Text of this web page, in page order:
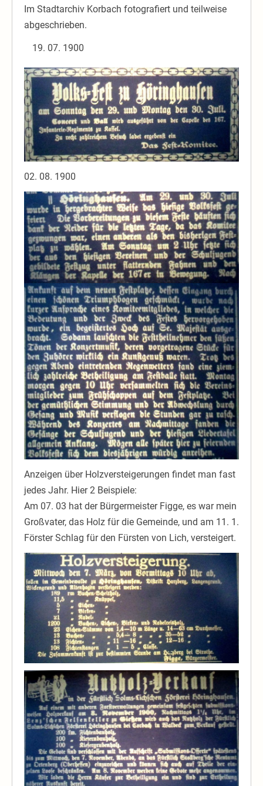
Im Stadtarchiv Korbach fotografiert und teilweise
abgeschrieben.
07. 1900
02. 08. 1900
Anzeigen über Holzversteigerungen findet man fast
jedes Jahr. Hier 2 Beispiele:
Am 07. 03 hat der Bürgermeister Figge, es war mein
Großvater, das Holz für die Gemeinde, und am 11. 1.
Förster Schlag für den Fürsten von Lich, versteigert.